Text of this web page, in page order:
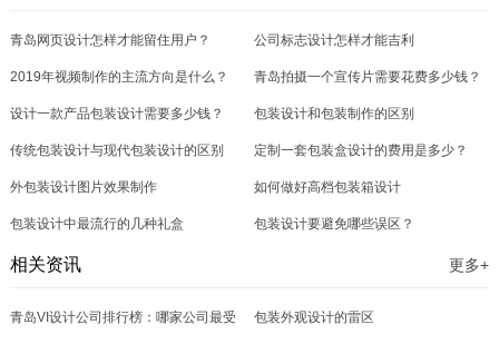
青岛网页设计怎样才能留住用户？ 公司标志设计怎样才能吉利
2019年视频制作的主流方向是什么？ 青岛拍摄一个宣传片需要花费多少钱？
设计一款产品包装设计需要多少钱？ 包装设计和包装制作的区别
传统包装设计与现代包装设计的区别 定制一套包装盒设计的费用是多少？
外包装设计图片效果制作 如何做好高档包装箱设计
包装设计中最流行的几种礼盒 包装设计要避免哪些误区？
相关资讯 更多+
青岛VI设计公司排行榜：哪家公司最受 包装外观设计的雷区